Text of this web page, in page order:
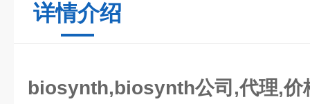
详情介绍
biosynth,biosynth公司,代理,价